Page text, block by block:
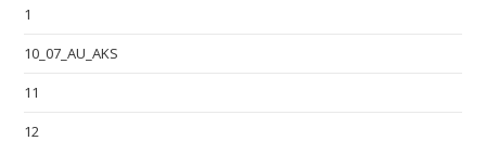
1
10_07_AU_AKS
11
12